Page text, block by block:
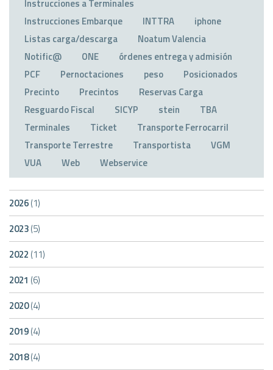
Instrucciones a Terminales
Instrucciones Embarque
INTTRA
iphone
Listas carga/descarga
Noatum Valencia
Notific@
ONE
órdenes entrega y admisión
PCF
Pernoctaciones peso
Posicionados
Precinto
Precintos
Reservas Carga
Resguardo Fiscal
SICYP stein
TBA
Terminales
Ticket
Transporte Ferrocarril
Transporte Terrestre
Transportista
VGM
VUA
Web Webservice
2026(1)
2023(5)
2022 (11)
2021 (6)
2020(4)
2019(4)
2018(4)